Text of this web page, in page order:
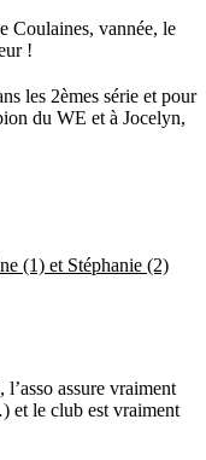
Coulaines, vannée, le
!
les 2èmes série et pour
du WE et à Jocelyn,
(1) et Stéphanie (2)
assure vraiment
et le club est vraiment